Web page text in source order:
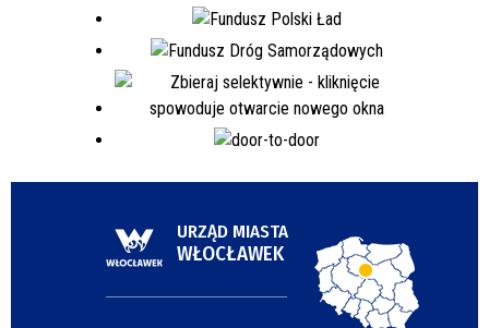
URZĄD MIASTA
WŁOCŁAWEK